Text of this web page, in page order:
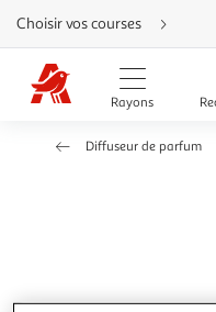
Aller
directement
au
contenu
Aller
directement
Aller
d'aide
Choisir vos courses
Rayons
Diffuseur de parfum